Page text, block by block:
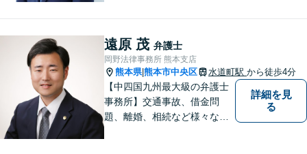
い！
遠原 茂 弁護士
岡野法律事務所 熊本支店
熊本県|熊本市中央区 水道町駅 から徒歩4分
【中四国九州最大級の弁護士
事務所】交通事故、借金問
題、離婚、相続など様々な問
詳細を見
る